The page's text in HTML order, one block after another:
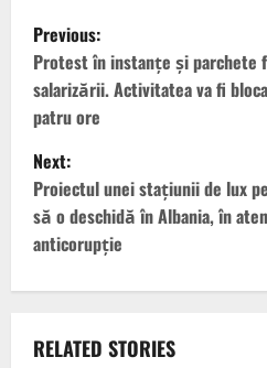
P
o
s
t
n
a
v
i
Previous:
Protest în instanțe și parchete
salarizării. Activitatea va fi
patru ore
Next:
Proiectul unei staţiunii de lux
să o deschidă în Albania, în
anticorupție
RELATED STORIES